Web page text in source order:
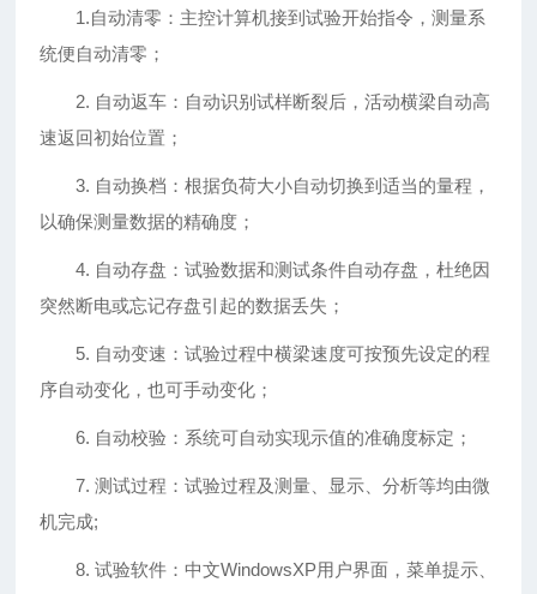
1.自动清零：主控计算机接到试验开始指令，测量系
统便自动清零；
2. 自动返车：自动识别试样断裂后，活动横梁自动高
速返回初始位置；
3. 自动换档：根据负荷大小自动切换到适当的量程，
以确保测量数据的精确度；
4. 自动存盘：试验数据和测试条件自动存盘，杜绝因
突然断电或忘记存盘引起的数据丢失；
5. 自动变速：试验过程中横梁速度可按预先设定的程
序自动变化，也可手动变化；
6. 自动校验：系统可自动实现示值的准确度标定；
7. 测试过程：试验过程及测量、显示、分析等均由微
机完成;
8. 试验软件：中文WindowsXP用户界面，菜单提示、